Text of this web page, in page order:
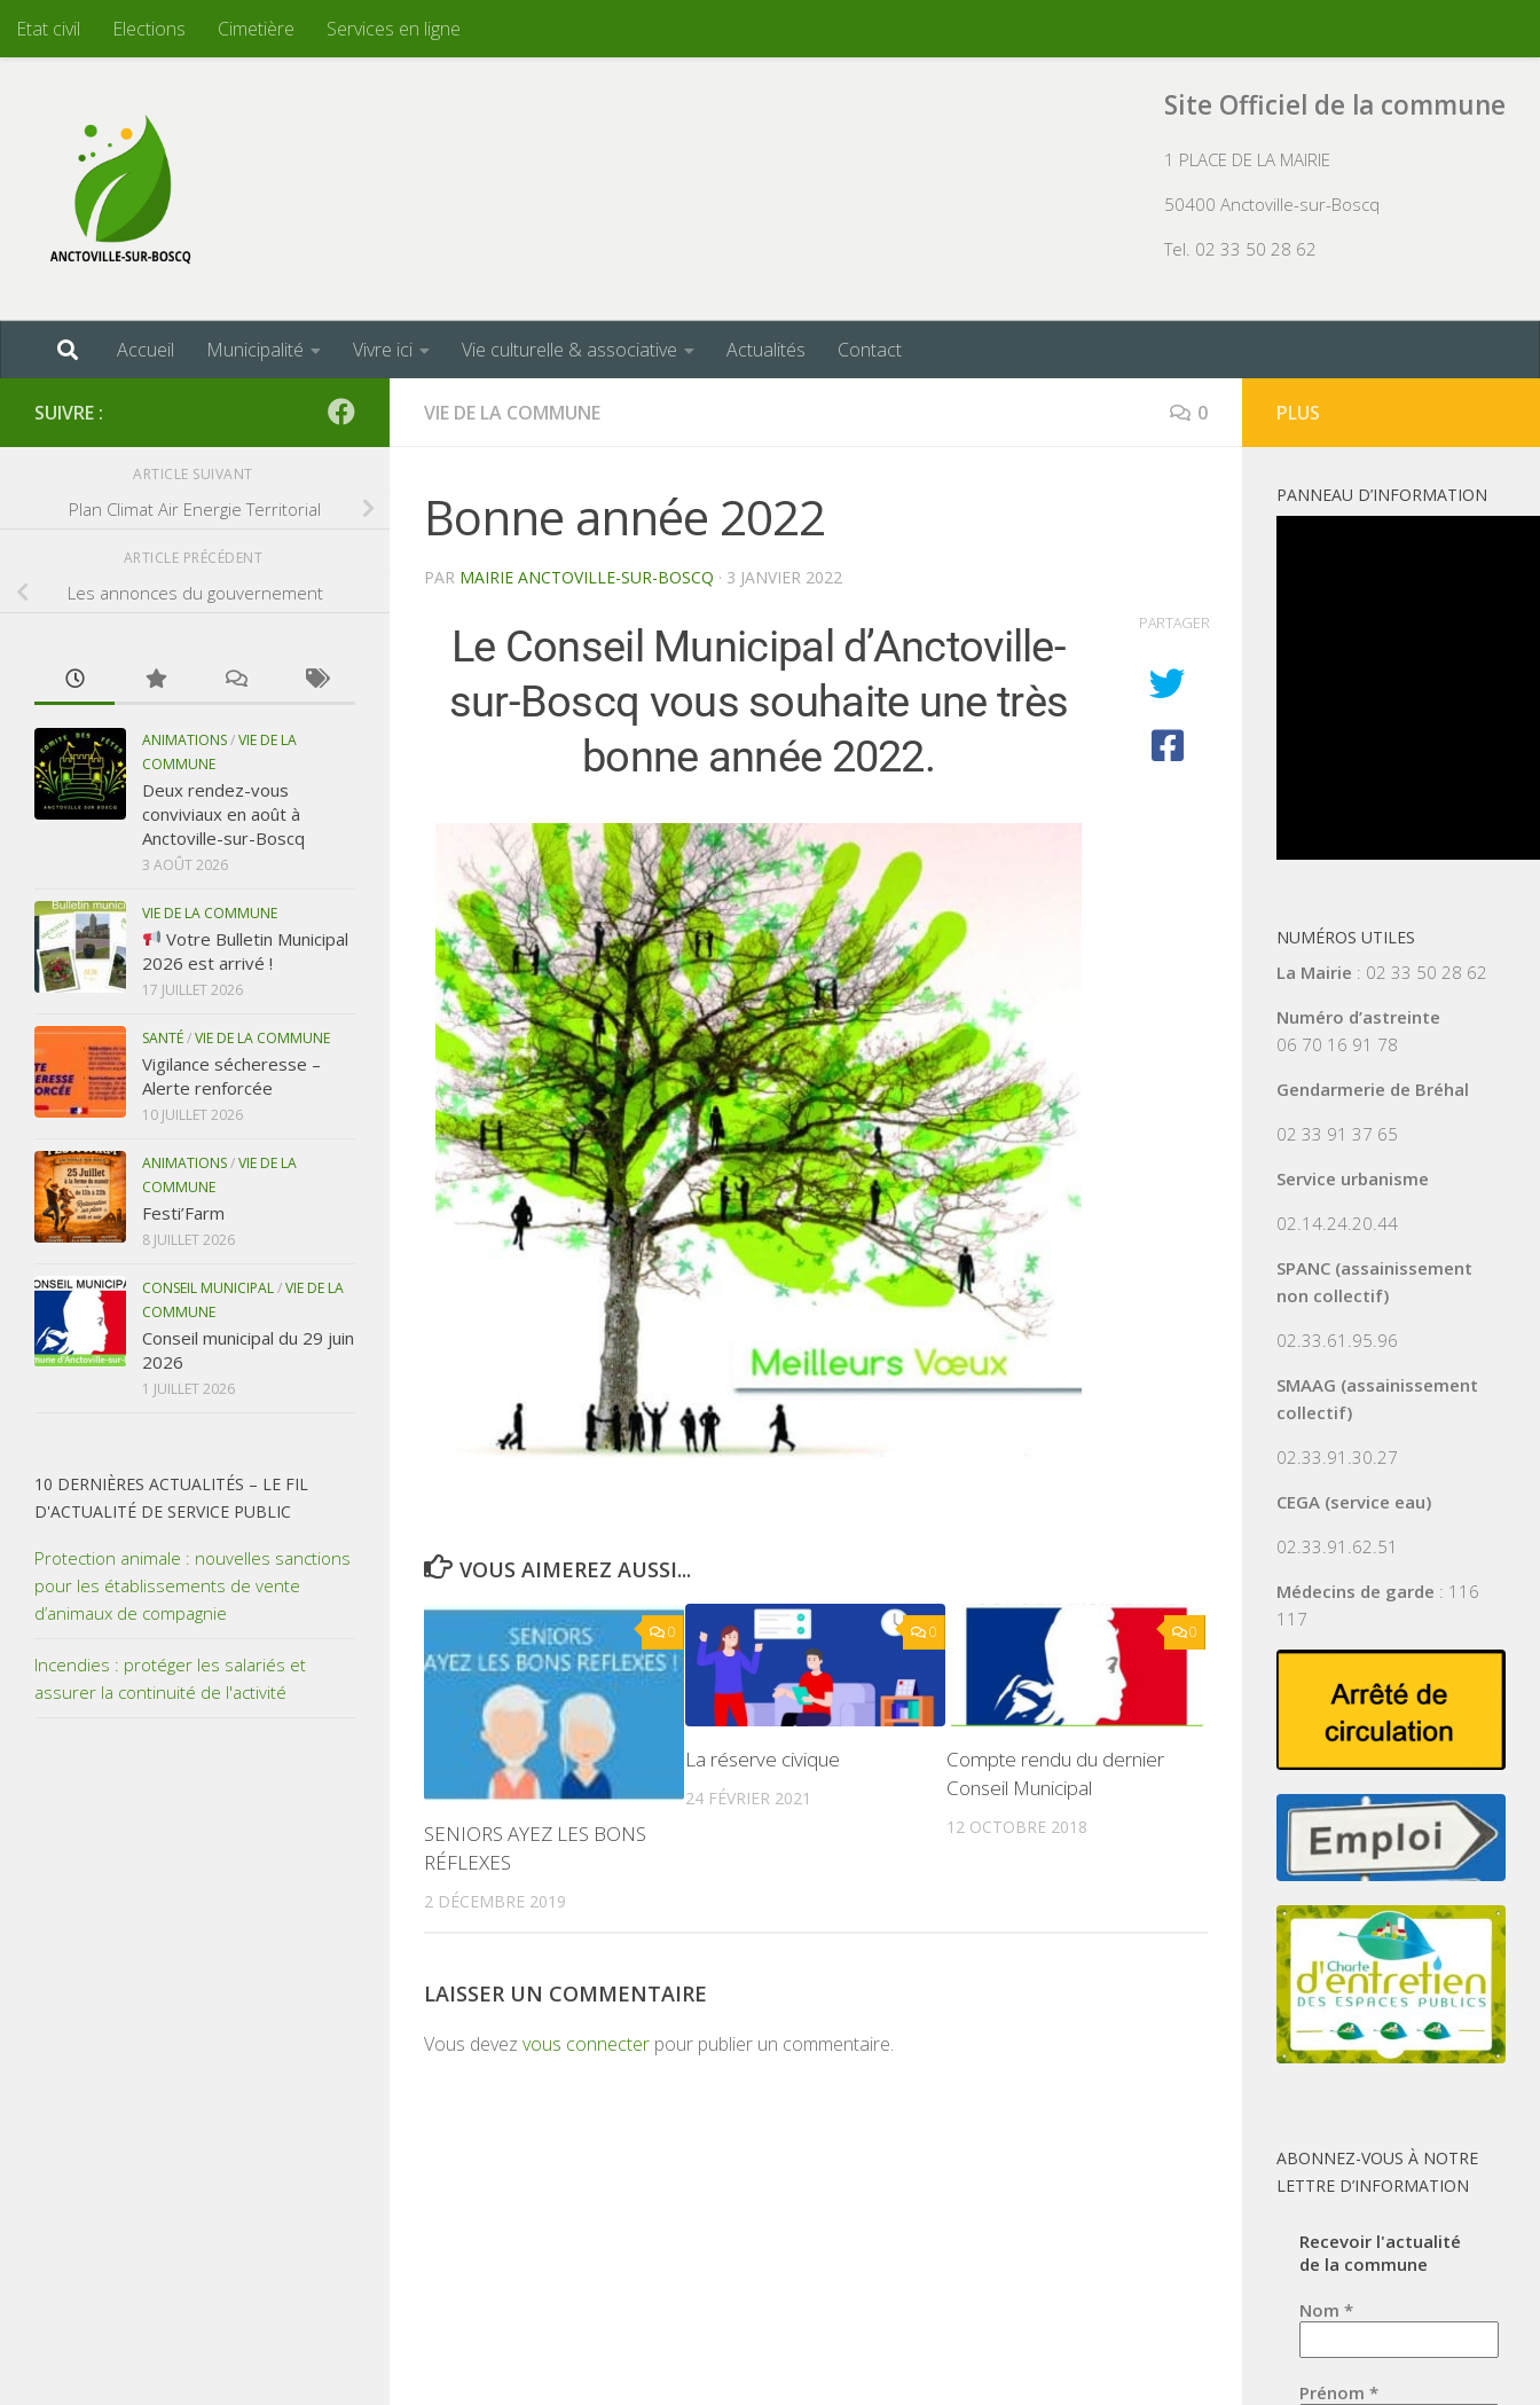
Skip to content
Etat civil Elections Cimetière Services en ligne
Site Officiel de la commune
1 PLACE DE LA MAIRIE
50400 Anctoville-sur-Boscq
Tel. 02 33 50 28 62
Accueil Municipalité Vivre ici Vie culturelle & associative Actualités Contact
VIE DE LA COMMUNE 0
Bonne année 2022
PAR MAIRIE ANCTOVILLE-SUR-BOSCQ · 3 JANVIER 2022
Le Conseil Municipal d’Anctoville-
sur-Boscq vous souhaite une très
bonne année 2022.
PARTAGER
VOUS AIMEREZ AUSSI...
0
SENIORS AYEZ LES BONS
RÉFLEXES
2 DÉCEMBRE 2019
0
La réserve civique
24 FÉVRIER 2021
0
Compte rendu du dernier
Conseil Municipal
12 OCTOBRE 2018
LAISSER UN COMMENTAIRE
Vous devez vous connecter pour publier un commentaire.
SUIVRE :
ARTICLE SUIVANT
Plan Climat Air Energie Territorial
ARTICLE PRÉCÉDENT
Les annonces du gouvernement
ANIMATIONS/VIE DE LA
COMMUNE
Deux rendez-vous
conviviaux en août à
Anctoville-sur-Boscq
3 AOÛT 2026
VIE DE LA COMMUNE
Votre Bulletin Municipal
2026 est arrivé !
17 JUILLET 2026
SANTÉ/VIE DE LA COMMUNE
Vigilance sécheresse –
Alerte renforcée
10 JUILLET 2026
ANIMATIONS/VIE DE LA
COMMUNE
Festi’Farm
8 JUILLET 2026
CONSEIL MUNICIPAL/VIE DE LA
COMMUNE
Conseil municipal du 29 juin
2026
1 JUILLET 2026
10 DERNIÈRES ACTUALITÉS – LE FIL
D'ACTUALITÉ DE SERVICE PUBLIC
Protection animale : nouvelles sanctions
pour les établissements de vente
d’animaux de compagnie
Incendies : protéger les salariés et
assurer la continuité de l'activité
PLUS
PANNEAU D’INFORMATION
NUMÉROS UTILES
La Mairie : 02 33 50 28 62
Numéro d’astreinte
06 70 16 91 78
Gendarmerie de Bréhal
02 33 91 37 65
Service urbanisme
02.14.24.20.44
SPANC (assainissement
non collectif)
02.33.61.95.96
SMAAG (assainissement
collectif)
02.33.91.30.27
CEGA (service eau)
02.33.91.62.51
Médecins de garde : 116
117
ABONNEZ-VOUS À NOTRE
LETTRE D’INFORMATION
Recevoir l'actualité
de la commune
Nom *
Prénom *